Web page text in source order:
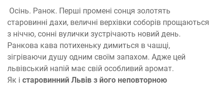
Осінь. Ранок. Перші промені сонця золотять
старовинні дахи, величні верхівки соборів прощаються
з ніччю, сонні вулички зустрічають новий день.
Ранкова кава потихеньку димиться в чашці,
зігріваючи душу одним своїм запахом. Адже цей
львівський напій має свій особливий аромат.
Як і старовинний Львів з його неповторною